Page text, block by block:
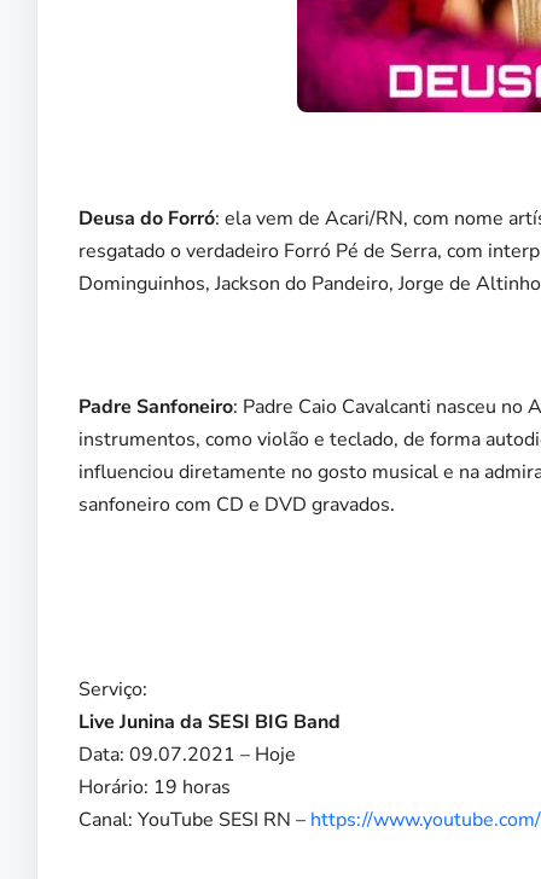
Deusa do Forró: ela vem de Acari/RN, com nome
resgatado o verdadeiro Forró Pé de Serra, com
Dominguinhos, Jackson do Pandeiro, Jorge de
Padre Sanfoneiro: Padre Caio Cavalcanti nasceu
instrumentos, como violão e teclado, de forma
influenciou diretamente no gosto musical e na
sanfoneiro com CD e DVD gravados.
Serviço:
Live Junina da SESI BIG Band
Data: 09.07.2021 – Hoje
Horário: 19 horas
Canal: YouTube SESI RN – https://